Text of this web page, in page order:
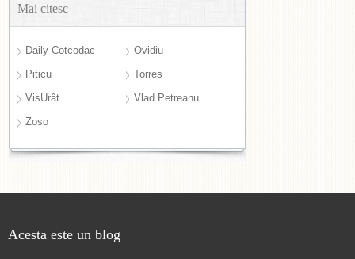
Mai citesc
Daily Cotcodac
Ovidiu
Piticu
Torres
VisUrât
Vlad Petreanu
Zoso
Acesta este un blog